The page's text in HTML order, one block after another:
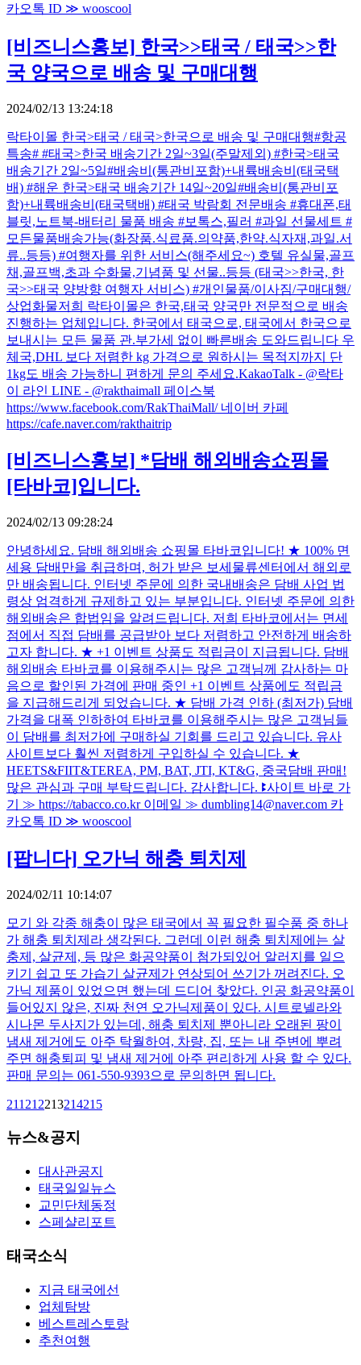
카오톡 ID ≫ wooscool
[비즈니스홍보] 한국>>태국 / 태국>>한
국 양국으로 배송 및 구매대행
2024/02/13 13:24:18
락타이몰 한국>태국 / 태국>한국으로 배송 및 구매대행 ​#항공
특송# #태국>한국 배송기간 2일~3일(주말제외) #한국>태국
배송기간 2일~5일 ​#배송비(통관비포함)+내륙배송비(태국택
배) #해운 한국>태국 배송기간 14일~20일 ​#배송비(통관비포
함)+내륙배송비(태국택배) #태국 박람회 전문배송 #휴대폰,태
블릿,노트북-배터리 물품 배송 #보톡스,필러 #과일 선물세트 #
모든물품배송가능(화장품.식료품.의약품,한약.식자재,과일.서
류..등등) #여행자를 위한 서비스(해주세요~) 호텔 유실물,골프
채,골프백,초과 수화물,기념품 및 선물..등등 (태국>>한국, 한
국>>태국 양방향 여행자 서비스) #개인물품/이사짐/구매대행/
상업화물 ​저희 락타이몰은 한국,태국 양국만 전문적으로 배송
진행하는 업체입니다. 한국에서 태국으로, 태국에서 한국으로
보내시는 모든 물품 관.부가세 없이 빠른배송 도와드립니다 우
체국,DHL 보다 저렴한 kg 가격으로 원하시는 목적지까지 단
1kg도 배송 가능하니 편하게 문의 주세요. ​KakaoTalk - @락타
이 라인 LINE - @rakthaimall 페이스북
https://www.facebook.com/RakThaiMall/ 네이버 카페
https://cafe.naver.com/rakthaitrip
[비즈니스홍보] *담배 해외배송쇼핑몰
[타바코]입니다.
2024/02/13 09:28:24
안녕하세요. 담배 해외배송 쇼핑몰 타바코입니다! ★ 100% 면
세용 담배만을 취급하며, 허가 받은 보세물류센터에서 해외로
만 배송됩니다. 인터넷 주문에 의한 국내배송은 담배 사업 법
령상 엄격하게 규제하고 있는 부분입니다. 인터넷 주문에 의한
해외배송은 합법임을 알려드립니다. 저희 타바코에서는 면세
점에서 직접 담배를 공급받아 보다 저렴하고 안전하게 배송하
고자 합니다. ★ +1 이벤트 상품도 적립금이 지급됩니다. 담배
해외배송 타바코를 이용해주시는 많은 고객님께 감사하는 마
음으로 할인된 가격에 판매 중인 +1 이벤트 상품에도 적립금
을 지급해드리게 되었습니다. ★ 담배 가격 인하 (최저가) 담배
가격을 대폭 인하하여 타바코를 이용해주시는 많은 고객님들
이 담배를 최저가에 구매하실 기회를 드리고 있습니다. 유사
사이트보다 훨씬 저렴하게 구입하실 수 있습니다. ★
HEETS&FIIT&TEREA, PM, BAT, JTI, KT&G, 중국담배 판매!
많은 관심과 구매 부탁드립니다. 감사합니다. ꔪ사이트 바로 가
기 ≫ https://tabacco.co.kr 이메일 ≫ dumbling14@naver.com 카
카오톡 ID ≫ wooscool
[팝니다] 오가닉 해충 퇴치제
2024/02/11 10:14:07
모기 와 각종 해충이 많은 태국에서 꼭 필요한 필수품 중 하나
가 해충 퇴치제라 생각된다. 그런데 이런 해충 퇴치제에는 살
충제, 살균제, 등 많은 화공약품이 첨가되있어 알러지를 일으
키기 쉽고 또 가습기 살균제가 연상되어 쓰기가 꺼려진다. 오
가닉 제품이 있었으면 했는데 드디어 찾았다. 인공 화공약품이
들어있지 않은, 진짜 천연 오가닉제품이 있다. 시트로넬라와
시나몬 두사지가 있는데, 해충 퇴치제 뿐아니라 오래된 팡이
냄새 제거에도 아주 탁월하여, 차량, 집, 또는 내 주변에 뿌려
주면 해충퇴피 및 냄새 제거에 아주 편리하게 사용 할 수 있다.
판매 문의는 061-550-9393으로 문의하면 됩니다.
211 212213214215
뉴스&공지
대사관공지
태국일일뉴스
교민단체동정
스페샬리포트
태국소식
지금 태국에선
업체탐방
베스트레스토랑
추천여행